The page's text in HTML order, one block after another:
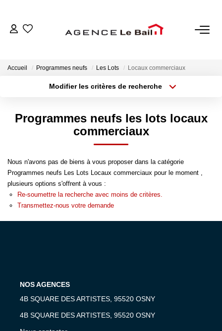
Espace Propriétaire
Espace Locataire
Accueil Programmes neufs Les Lots Locaux commerciaux
Modifier les critères de recherche
Type de bien
Plus de critères
Programmes neufs les lots locaux
commerciaux
Nous n'avons pas de biens à vous proposer dans la catégorie
Programmes neufs Les Lots Locaux commerciaux pour le moment ,
plusieurs options s'offrent à vous :
Re-soumettre la recherche avec moins de critères.
Transmettez-nous votre demande
NOS AGENCES
4B SQUARE DES ARTISTES, 95520 OSNY
4B SQUARE DES ARTISTES, 95520 OSNY